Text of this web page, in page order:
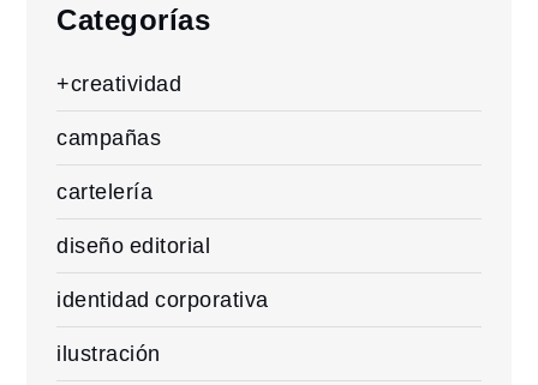
Categorías
+creatividad
campañas
cartelería
diseño editorial
identidad corporativa
ilustración